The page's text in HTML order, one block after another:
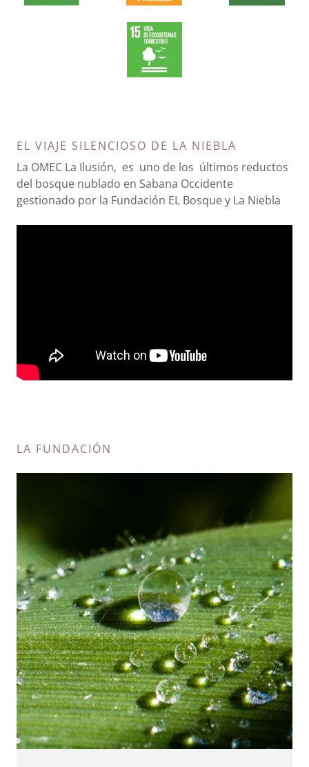
EL VIAJE SILENCIOSO DE LA NIEBLA
La OMEC La Ilusión, es uno de los últimos reductos
del bosque nublado en Sabana Occidente
gestionado por la Fundación EL Bosque y La Niebla
LA FUNDACIÓN